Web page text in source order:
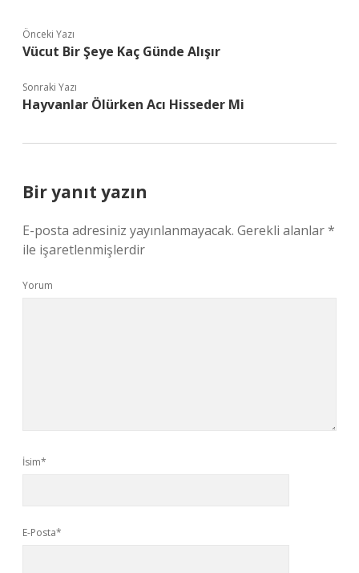
Önceki Yazı
Vücut Bir Şeye Kaç Günde Alışır
Sonraki Yazı
Hayvanlar Ölürken Acı Hisseder Mi
Bir yanıt yazın
E-posta adresiniz yayınlanmayacak. Gerekli alanlar*
ile işaretlenmişlerdir
Yorum
İsim*
E-Posta*